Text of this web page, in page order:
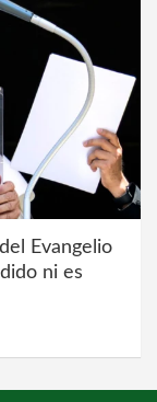
Evangelio
ni es